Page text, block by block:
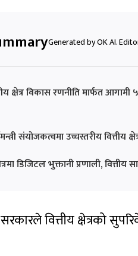
Generated by OK AI.
क्षेत्र विकास रणनीति मार्फत
संयोजकत्वमा उच्चस्तरीय वित्तीय
डिजिटल भुक्तानी प्रणाली,
वित्तीय क्षेत्रको